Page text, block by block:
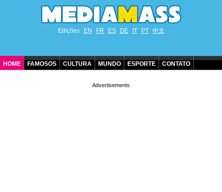
Edições EN FR ES DE IT PT 中文
HOME FAMOSOS CULTURA MUNDO ESPORTE CONTATO